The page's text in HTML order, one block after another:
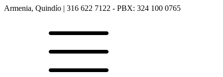
Armenia, Quindío | 316 622 7122 - PBX: 324 100 0765